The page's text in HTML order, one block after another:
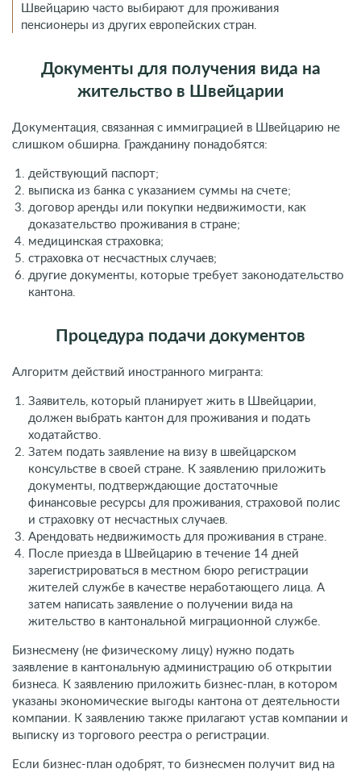
Швейцарию часто выбирают для проживания
пенсионеры из других европейских стран.
Документы для получения вида на
жительство в Швейцарии
Документация, связанная с иммиграцией в Швейцарию не
слишком обширна. Гражданину понадобятся:
действующий паспорт;
выписка из банка с указанием суммы на счете;
договор аренды или покупки недвижимости, как
доказательство проживания в стране;
медицинская страховка;
страховка от несчастных случаев;
другие документы, которые требует законодательство
кантона.
Процедура подачи документов
Алгоритм действий иностранного мигранта:
Заявитель, который планирует жить в Швейцарии,
должен выбрать кантон для проживания и подать
ходатайство.
Затем подать заявление на визу в швейцарском
консульстве в своей стране. К заявлению приложить
документы, подтверждающие достаточные
финансовые ресурсы для проживания, страховой полис
и страховку от несчастных случаев.
Арендовать недвижимость для проживания в стране.
После приезда в Швейцарию в течение 14 дней
зарегистрироваться в местном бюро регистрации
жителей службе в качестве неработающего лица. А
затем написать заявление о получении вида на
жительство в кантональной миграционной службе.
Бизнесмену (не физическому лицу) нужно подать
заявление в кантональную администрацию об открытии
бизнеса. К заявлению приложить бизнес-план, в котором
указаны экономические выгоды кантона от деятельности
компании. К заявлению также прилагают устав компании и
выписку из торгового реестра о регистрации.
Если бизнес-план одобрят, то бизнесмен получит вид на